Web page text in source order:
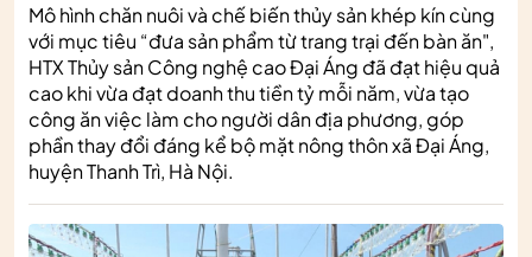
Mô hình chăn nuôi và chế biến thủy sản khép kín cùng
với mục tiêu “đưa sản phẩm từ trang trại đến bàn ăn",
HTX Thủy sản Công nghệ cao Đại Áng đã đạt hiệu quả
cao khi vừa đạt doanh thu tiền tỷ mỗi năm, vừa tạo
công ăn việc làm cho người dân địa phương, góp
phần thay đổi đáng kể bộ mặt nông thôn xã Đại Áng,
huyện Thanh Trì, Hà Nội.